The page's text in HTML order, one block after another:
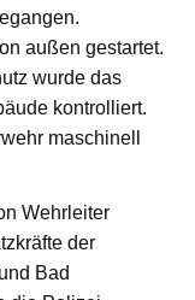
außen gestartet.
wurde das
kontrolliert.
maschinell
Wehrleiter
der
Bad